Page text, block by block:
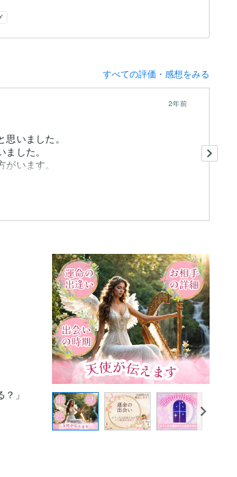
すべての評価・感想をみる
2年前
いました。
した。
います。
」